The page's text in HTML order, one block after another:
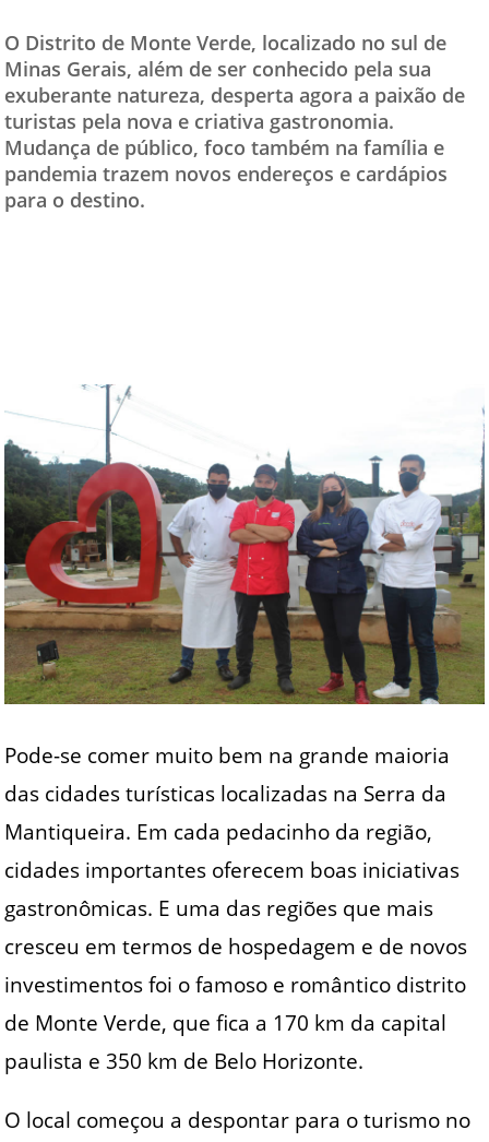
O Distrito de Monte Verde, localizado no sul de
Minas Gerais, além de ser conhecido pela sua
exuberante natureza, desperta agora a paixão de
turistas pela nova e criativa gastronomia.
Mudança de público, foco também na família e
pandemia trazem novos endereços e cardápios
para o destino.
Pode-se comer muito bem na grande maioria
das cidades turísticas localizadas na Serra da
Mantiqueira. Em cada pedacinho da região,
cidades importantes oferecem boas iniciativas
gastronômicas. E uma das regiões que mais
cresceu em termos de hospedagem e de novos
investimentos foi o famoso e romântico distrito
de Monte Verde, que fica a 170 km da capital
paulista e 350 km de Belo Horizonte.
O local começou a despontar para o turismo no